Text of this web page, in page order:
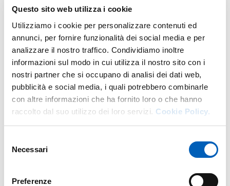
Questo sito web utilizza i cookie
Utilizziamo i cookie per personalizzare contenuti ed
annunci, per fornire funzionalità dei social media e per
analizzare il nostro traffico. Condividiamo inoltre
informazioni sul modo in cui utilizza il nostro sito con i
nostri partner che si occupano di analisi dei dati web,
pubblicità e social media, i quali potrebbero combinarle
con altre informazioni che ha fornito loro o che hanno
raccolto dal suo utilizzo dei loro servizi. Cookie Policy.
delNecessari
Preferenze
Dynamics of water and small molecules in bioadhesive
polymer films
Autori: DI BARI Maria; Padula Cristina; Santi Patrizia; Sonvico
Fabio; Barbieri Stefano; C. Chiapponi; J. Ollivier; Deriu Antonio
Anno: 2013
Water Dynamics In Physical Hydrogels Based On Partially
Hydrophobized Hyaluronic Acid
Chiessi; I. Finelli; G. Paradossi; M. Russina; Z. Izaola; V. Garcia Sakai
Anno: 2012
Scattering"
Elastic incoherent neutron scattering as a probe of high
Anno: 2010